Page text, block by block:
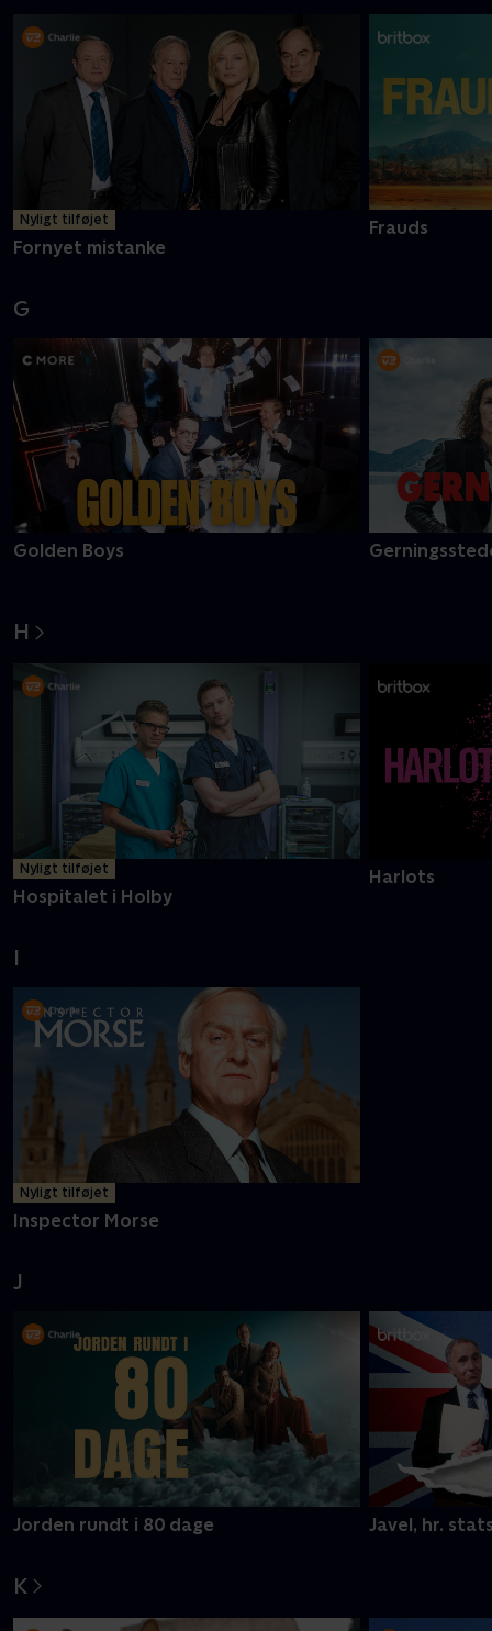
Nyligt tilføjet
Fornyet mistanke
Frauds
G
Golden Boys
H
Nyligt tilføjet
Hospitalet i Holby
Harlots
I
Nyligt tilføjet
Inspector Morse
J
Jorden rundt i 80 dage Javel, hr.
K